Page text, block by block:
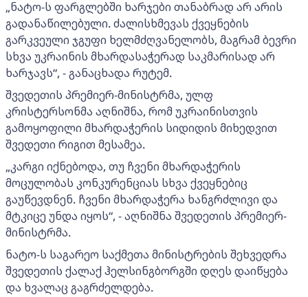
„ნატო-ს ფარგლებში ხარჯები თანაბრად არ არის
გადანაწილებული. ძალისხმევას ქვეყნების
გარკვეული ჯგუფი ხელმძღვანელობს, მაგრამ ბევრი
სხვა უკრაინის მხარდასაჭერად საკმარისად არ
ხარჯავს“, - განაცხადა რუტემ.
შვედეთის პრემიერ-მინისტრმა, ულფ
კრისტერსონმა აღნიშნა, რომ უკრაინისთვის
გამოყოფილი მხარდაჭერის სიდიდის მიხედვით
შვედეთი რიგით მესამეა.
„კარგი იქნებოდა, თუ ჩვენი მხარდაჭერის
მოცულობას კონკურენციას სხვა ქვეყნებიც
გაუწევდნენ. ჩვენი მხარდაჭერა ხანგრძლივი და
მტკიცე უნდა იყოს“, - აღნიშნა შვედეთის პრემიერ-
მინისტრმა.
ნატო-ს საგარეო საქმეთა მინისტრების შეხვედრა
შვედეთის ქალაქ ჰელსინგბორგში დღეს დაიწყება
და ხვალაც გაგრძელდება.